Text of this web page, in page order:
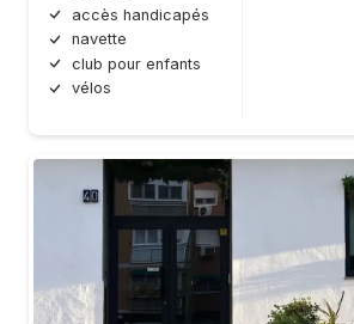
accès handicapés
navette
club pour enfants
vélos